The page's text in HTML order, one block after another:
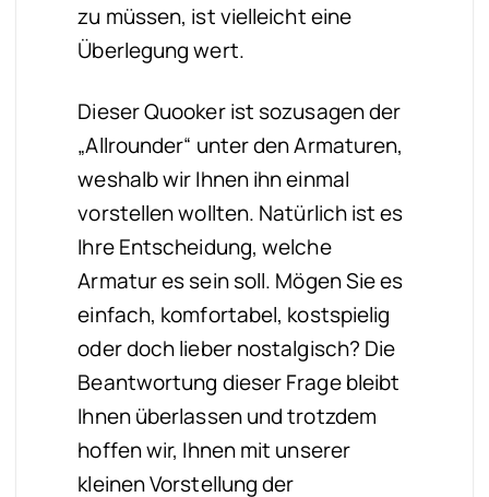
zu müssen, ist vielleicht eine
Überlegung wert.
Dieser Quooker ist sozusagen der
„Allrounder“ unter den Armaturen,
weshalb wir Ihnen ihn einmal
vorstellen wollten. Natürlich ist es
Ihre Entscheidung, welche
Armatur es sein soll. Mögen Sie es
einfach, komfortabel, kostspielig
oder doch lieber nostalgisch? Die
Beantwortung dieser Frage bleibt
Ihnen überlassen und trotzdem
hoffen wir, Ihnen mit unserer
kleinen Vorstellung der